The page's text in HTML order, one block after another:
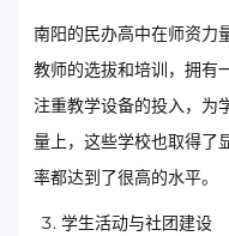
南阳的民办高中在师资力
教师的选拔和培训，拥有
注重教学设备的投入，为
量上，这些学校也取得了
率都达到了很高的水平。
学生活动与社团建设